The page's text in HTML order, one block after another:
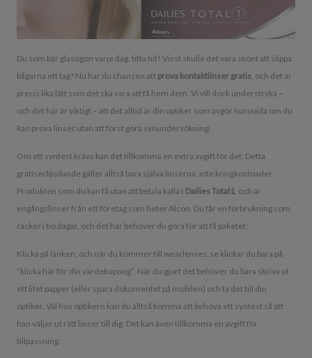
Du som bär glasögon varje dag, titta hit! Visst skulle det vara skönt att slippa
bågarna ett tag? Nu har du chansen att prova kontaktlinser gratis , och det är
precis lika lätt som det ska vara att få hem dem. Vi vill dock understryka –
och det här är viktigt – att det alltid är din optiker som avgör huruvida om du
kan prova linser utan att först göra synundersökning.
Om ett syntest krävs kan det tillkomma en extra avgift för det. Detta
gratiserbjudande gäller alltså bara själva linserna, inte kringkostnader.
Produkten som du kan få utan att betala kallas Dailies Total1 , och är
engångslinser från ett företag som heter Alcon. Du får en förbrukning som
räcker i tio dagar, och det här behöver du göra för att få paketet:
Klicka på länken, och när du kommer till wearlenses.se klickar du bara på
”klicka här för din värdekupong”. När du gjort det behöver du bara skriva ut
ett litet papper (eller spara dokumentet på mobilen) och ta det till din
optiker. Väl hos optikern kan du alltså komma att behöva ett syntest så att
han väljer ut rätt linser till dig. Det kan även tillkomma en avgift för
tillpassning.